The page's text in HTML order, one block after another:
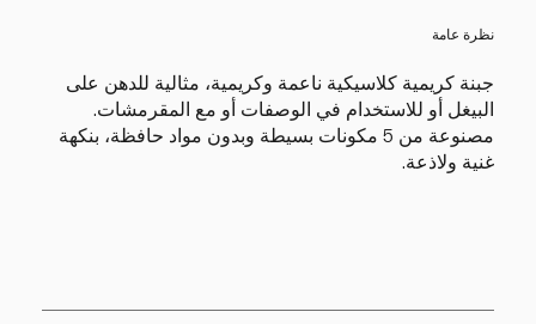
نظرة عامة
جبنة كريمية كلاسيكية ناعمة وكريمية، مثالية للدهن على
البيغل أو للاستخدام في الوصفات أو مع المقرمشات.
مصنوعة من 5 مكونات بسيطة وبدون مواد حافظة، بنكهة
غنية ولاذعة.